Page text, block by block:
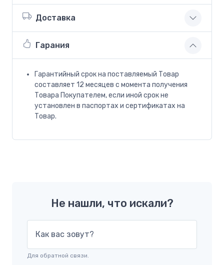
Доставка
Гарания
Гарантийный срок на поставляемый Товар
составляет 12 месяцев с момента получения
Товара Покупателем, если иной срок не
установлен в паспортах и сертификатах на
Товар.
Не нашли, что искали?
Как вас зовут?
Для обратной связи.